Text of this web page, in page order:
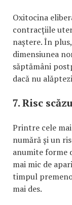
Oxitocina
contracțiile
naștere. În
dimensiunea
săptămâni
dacă nu
7. Risc
Printre cele
numără și un
anumite forme
mai mic de
timpul
mai des.